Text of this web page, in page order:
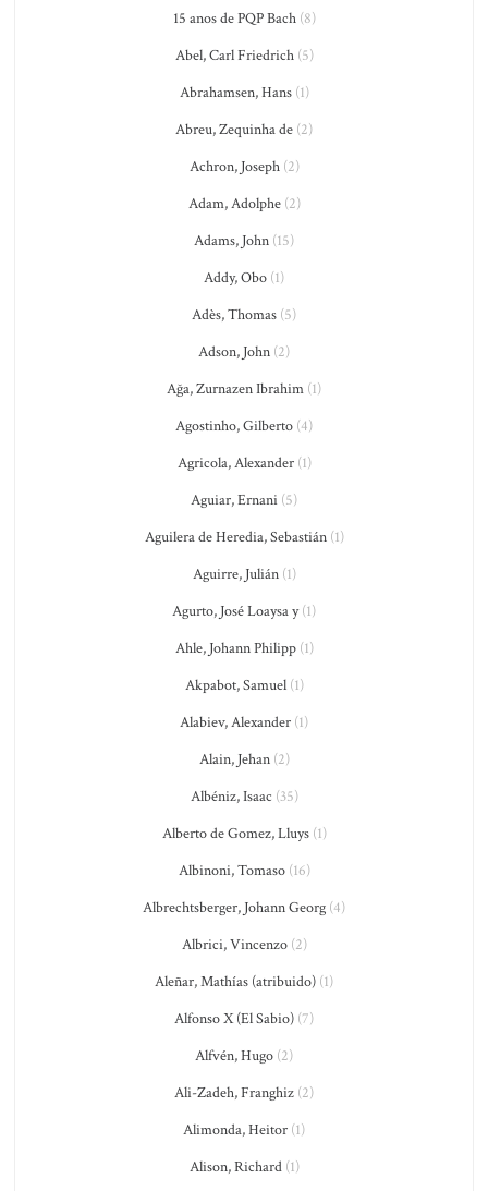
15 anos de PQP Bach(8)
Abel, Carl Friedrich(5)
Abrahamsen, Hans(1)
Abreu, Zequinha de (2)
Achron, Joseph(2)
Adam, Adolphe(2)
Adams, John (15)
Addy, Obo (1)
Adès, Thomas (5)
Adson, John (2)
Ağa, Zurnazen Ibrahim (1)
Agostinho, Gilberto (4)
Agricola, Alexander(1)
Aguiar, Ernani (5)
Aguilera de Heredia, Sebastián(1)
Aguirre, Julián(1)
Agurto, José Loaysa y(1)
Ahle, Johann Philipp(1)
Akpabot, Samuel(1)
Alabiev, Alexander (1)
Alain, Jehan(2)
Albéniz, Isaac (35)
Alberto de Gomez, Lluys(1)
Albinoni, Tomaso(16)
Albrechtsberger, Johann Georg (4)
Albrici, Vincenzo(2)
Aleñar, Mathías (atribuido) (1)
Alfonso X (El Sabio) (7)
Alfvén, Hugo (2)
Ali-Zadeh, Franghiz (2)
Alimonda, Heitor (1)
Alison, Richard(1)